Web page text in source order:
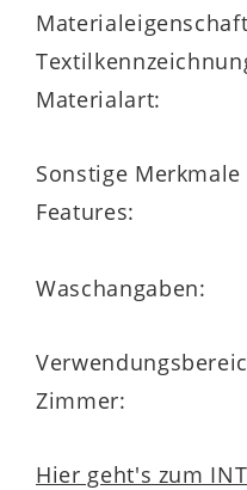
Materialart:
Sonstige Merkmale
Features:
Waschangaben:
Zimmer:
Hier geht's zum